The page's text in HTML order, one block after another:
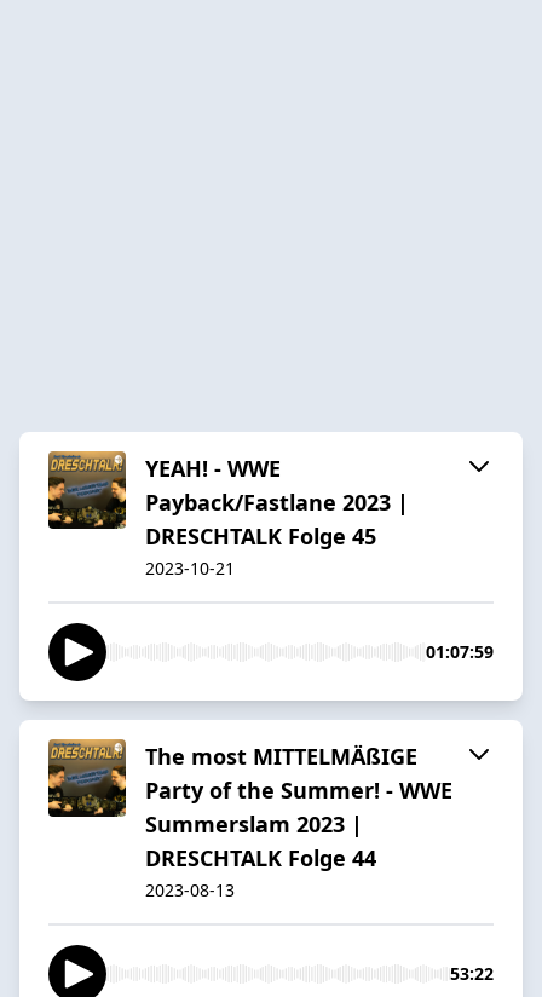
YEAH! - WWE
Payback/Fastlane 2023 |
DRESCHTALK Folge 45
2023-10-21
01:07:59
The most MITTELMÄßIGE
Party of the Summer! - WWE
Summerslam 2023 |
DRESCHTALK Folge 44
2023-08-13
53:22